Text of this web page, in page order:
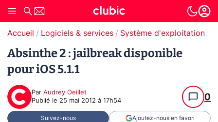
Accueil Logiciels & services Système d'exploitation
Absinthe 2 : jailbreak disponible
pour iOS 5.1.1
Par Audrey Oeillet
Publié le 25 mai 2012 à 17h54 0
Suivez-nous Ajoutez-nous en favori